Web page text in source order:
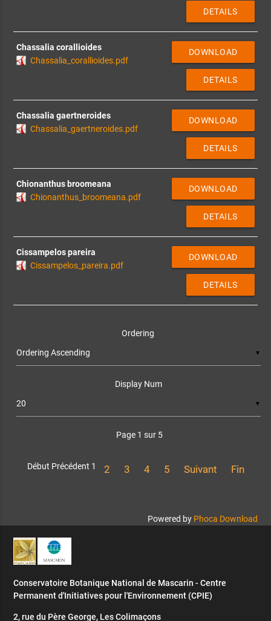
DETAILS
Chassalia corallioides
Chassalia_corallioides.pdf
DOWNLOAD
DETAILS
Chassalia gaertneroides
Chassalia_gaertneroides.pdf
DOWNLOAD
DETAILS
Chionanthus broomeana
Chionanthus_broomeana.pdf
DOWNLOAD
DETAILS
Cissampelos pareira
Cissampelos_pareira.pdf
DOWNLOAD
DETAILS
Ordering
▼
Display Num
▼
Page 1 sur 5
Début Précédent 1 2 3 4 5 Suivant Fin
Powered by Phoca Download
Conservatoire Botanique National de Mascarin - Centre
Permanent d'Initiatives pour l'Environnement (CPIE)
2, rue du Père George, Les Colimaçons